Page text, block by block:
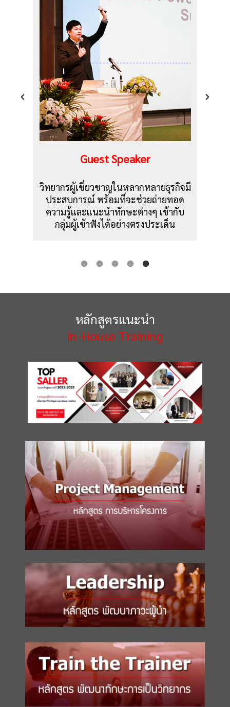
Virtual Online Learning
ตอบโจทย์การเรียนรู้ด้วยระบบออนไลน์
สำหรับสร้างรากฐาน และรองรับการ
เติบโตแบบก้าวกระโดดทางธุรกิจ
หลักสูตรแนะนำ
In-House Training